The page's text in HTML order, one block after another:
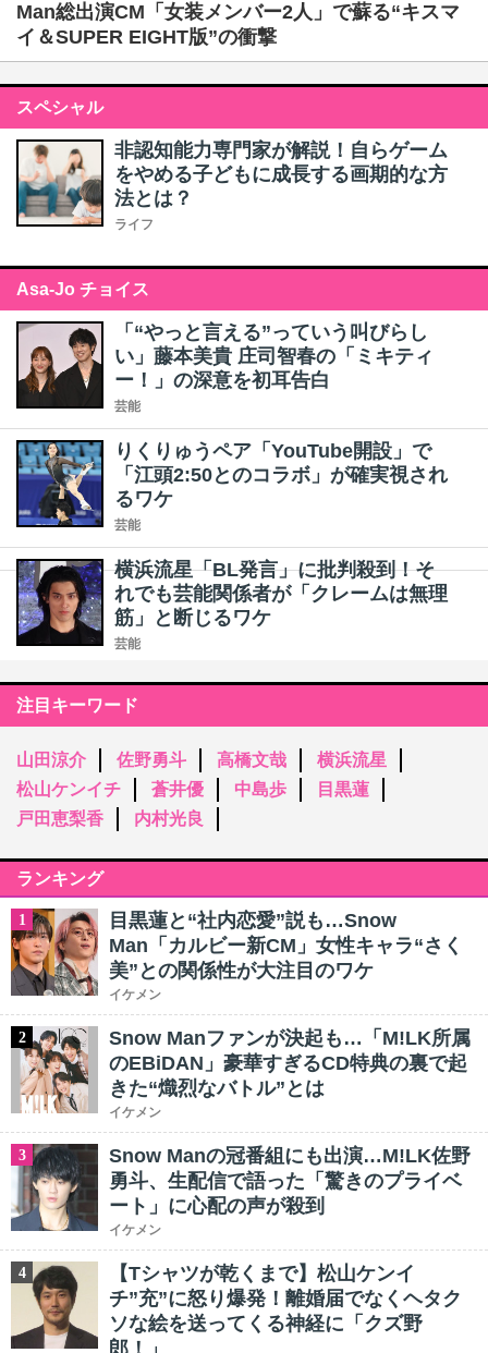
Man総出演CM「女装メンバー2人」で蘇る“キスマ
イ＆SUPER EIGHT版”の衝撃
スペシャル
非認知能力専門家が解説！自らゲーム
をやめる子どもに成長する画期的な方
法とは？
ライフ
Asa-Jo チョイス
「“やっと言える”っていう叫びらし
い」藤本美貴 庄司智春の「ミキティ
ー！」の深意を初耳告白
芸能
りくりゅうペア「YouTube開設」で
「江頭2:50とのコラボ」が確実視され
るワケ
芸能
横浜流星「BL発言」に批判殺到！そ
れでも芸能関係者が「クレームは無理
筋」と断じるワケ
芸能
注目キーワード
山田涼介 佐野勇斗 高橋文哉
横浜流星
松山ケンイチ
蒼井優 中島歩
目黒蓮
戸田恵梨香
内村光良
ランキング
1
目黒蓮と“社内恋愛”説も…Snow
Man「カルビー新CM」女性キャラ“さく
美”との関係性が大注目のワケ
イケメン
2
Snow Manファンが決起も…「M!LK所属
のEBiDAN」豪華すぎるCD特典の裏で起
きた“熾烈なバトル”とは
イケメン
3
Snow Manの冠番組にも出演…M!LK佐野
勇斗、生配信で語った「驚きのプライベ
ート」に心配の声が殺到
イケメン
4
【Tシャツが乾くまで】松山ケンイ
チ”充”に怒り爆発！離婚届でなくヘタク
ソな絵を送ってくる神経に「クズ野
郎！」